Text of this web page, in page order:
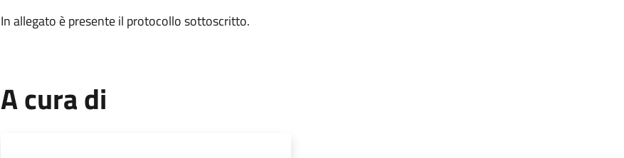
In allegato è presente il protocollo sottoscritto.
A cura di